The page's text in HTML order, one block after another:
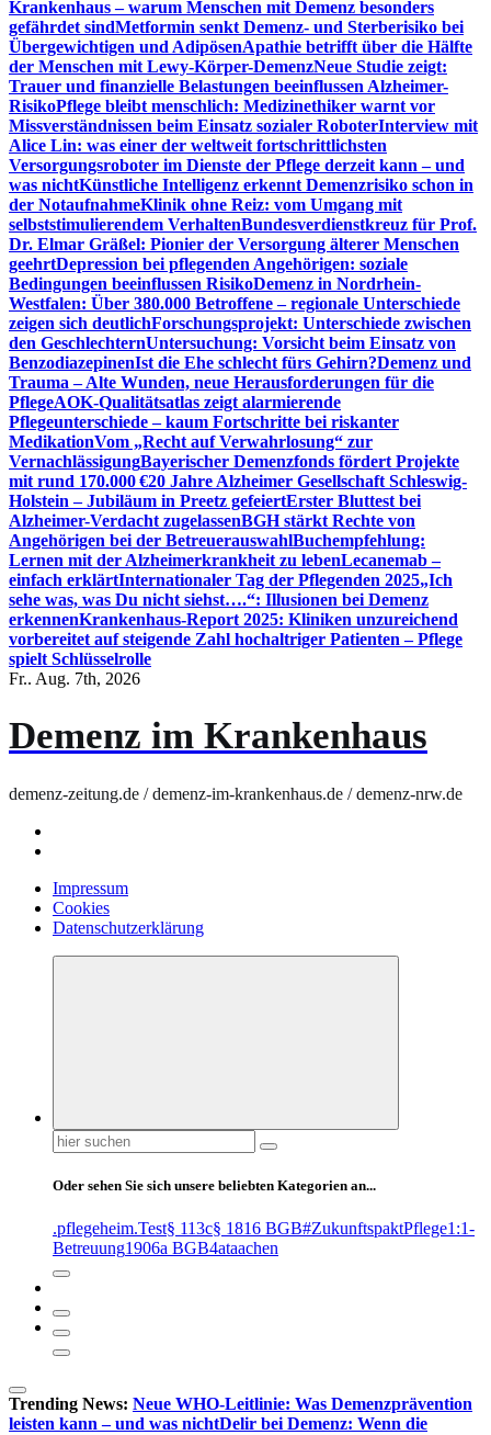
Krankenhaus – warum Menschen mit Demenz besonders
gefährdet sindMetformin senkt Demenz- und Sterberisiko bei
Übergewichtigen und AdipösenApathie betrifft über die Hälfte
der Menschen mit Lewy-Körper-DemenzNeue Studie zeigt:
Trauer und finanzielle Belastungen beeinflussen Alzheimer-
RisikoPflege bleibt menschlich: Medizinethiker warnt vor
Missverständnissen beim Einsatz sozialer RoboterInterview mit
Alice Lin: was einer der weltweit fortschrittlichsten
Versorgungsroboter im Dienste der Pflege derzeit kann – und
was nichtKünstliche Intelligenz erkennt Demenzrisiko schon in
der NotaufnahmeKlinik ohne Reiz: vom Umgang mit
selbststimulierendem VerhaltenBundesverdienstkreuz für Prof.
Dr. Elmar Gräßel: Pionier der Versorgung älterer Menschen
geehrtDepression bei pflegenden Angehörigen: soziale
Bedingungen beeinflussen RisikoDemenz in Nordrhein-
Westfalen: Über 380.000 Betroffene – regionale Unterschiede
zeigen sich deutlichForschungsprojekt: Unterschiede zwischen
den GeschlechternUntersuchung: Vorsicht beim Einsatz von
BenzodiazepinenIst die Ehe schlecht fürs Gehirn?Demenz und
Trauma – Alte Wunden, neue Herausforderungen für die
PflegeAOK-Qualitätsatlas zeigt alarmierende
Pflegeunterschiede – kaum Fortschritte bei riskanter
MedikationVom „Recht auf Verwahrlosung“ zur
VernachlässigungBayerischer Demenzfonds fördert Projekte
mit rund 170.000 €20 Jahre Alzheimer Gesellschaft Schleswig-
Holstein – Jubiläum in Preetz gefeiertErster Bluttest bei
Alzheimer-Verdacht zugelassenBGH stärkt Rechte von
Angehörigen bei der BetreuerauswahlBuchempfehlung:
Lernen mit der Alzheimerkrankheit zu lebenLecanemab –
einfach erklärtInternationaler Tag der Pflegenden 2025„Ich
sehe was, was Du nicht siehst….“: Illusionen bei Demenz
erkennenKrankenhaus-Report 2025: Kliniken unzureichend
vorbereitet auf steigende Zahl hochaltriger Patienten – Pflege
spielt Schlüsselrolle
Fr.. Aug. 7th, 2026
Demenz im Krankenhaus
demenz-zeitung.de / demenz-im-krankenhaus.de / demenz-nrw.de
Impressum
Cookies
Datenschutzerklärung
Suchen
nach:
Oder sehen Sie sich unsere beliebten Kategorien an...
.pflegeheim.Test§ 113c§ 1816 BGB#ZukunftspaktPflege1:1-
Betreuung1906a BGB4ataachen
Trending News: Neue WHO-Leitlinie: Was Demenzprävention
leisten kann – und was nichtDelir bei Demenz: Wenn die